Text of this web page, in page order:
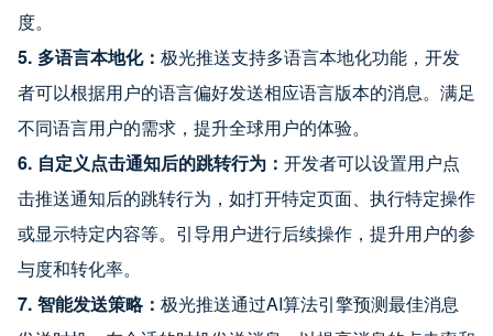
度。
5. 多语言本地化： 极光推送支持多语言本地化功能，开发
者可以根据用户的语言偏好发送相应语言版本的消息。满足
不同语言用户的需求，提升全球用户的体验。
6. 自定义点击通知后的跳转行为： 开发者可以设置用户点
击推送通知后的跳转行为，如打开特定页面、执行特定操作
或显示特定内容等。引导用户进行后续操作，提升用户的参
与度和转化率。
7. 智能发送策略： 极光推送通过AI算法引擎预测最佳消息